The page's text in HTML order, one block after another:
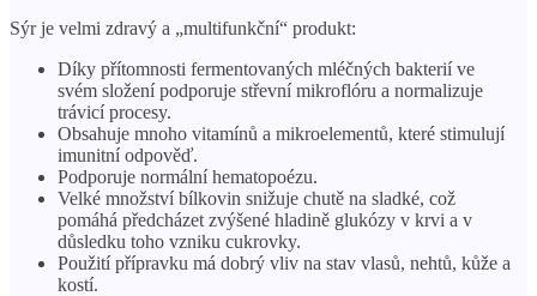
Sýr je velmi zdravý a „multifunkční“ produkt:
Díky přítomnosti fermentovaných mléčných bakterií ve
svém složení podporuje střevní mikroflóru a normalizuje
trávicí procesy.
Obsahuje mnoho vitamínů a mikroelementů, které stimulují
imunitní odpověď.
Podporuje normální hematopoézu.
Velké množství bílkovin snižuje chutě na sladké, což
pomáhá předcházet zvýšené hladině glukózy v krvi a v
důsledku toho vzniku cukrovky.
Použití přípravku má dobrý vliv na stav vlasů, nehtů, kůže a
kostí.